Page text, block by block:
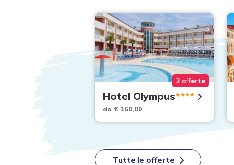
2 offerte
Hotel Olympus****
da € 160,00
Tutte le offerte